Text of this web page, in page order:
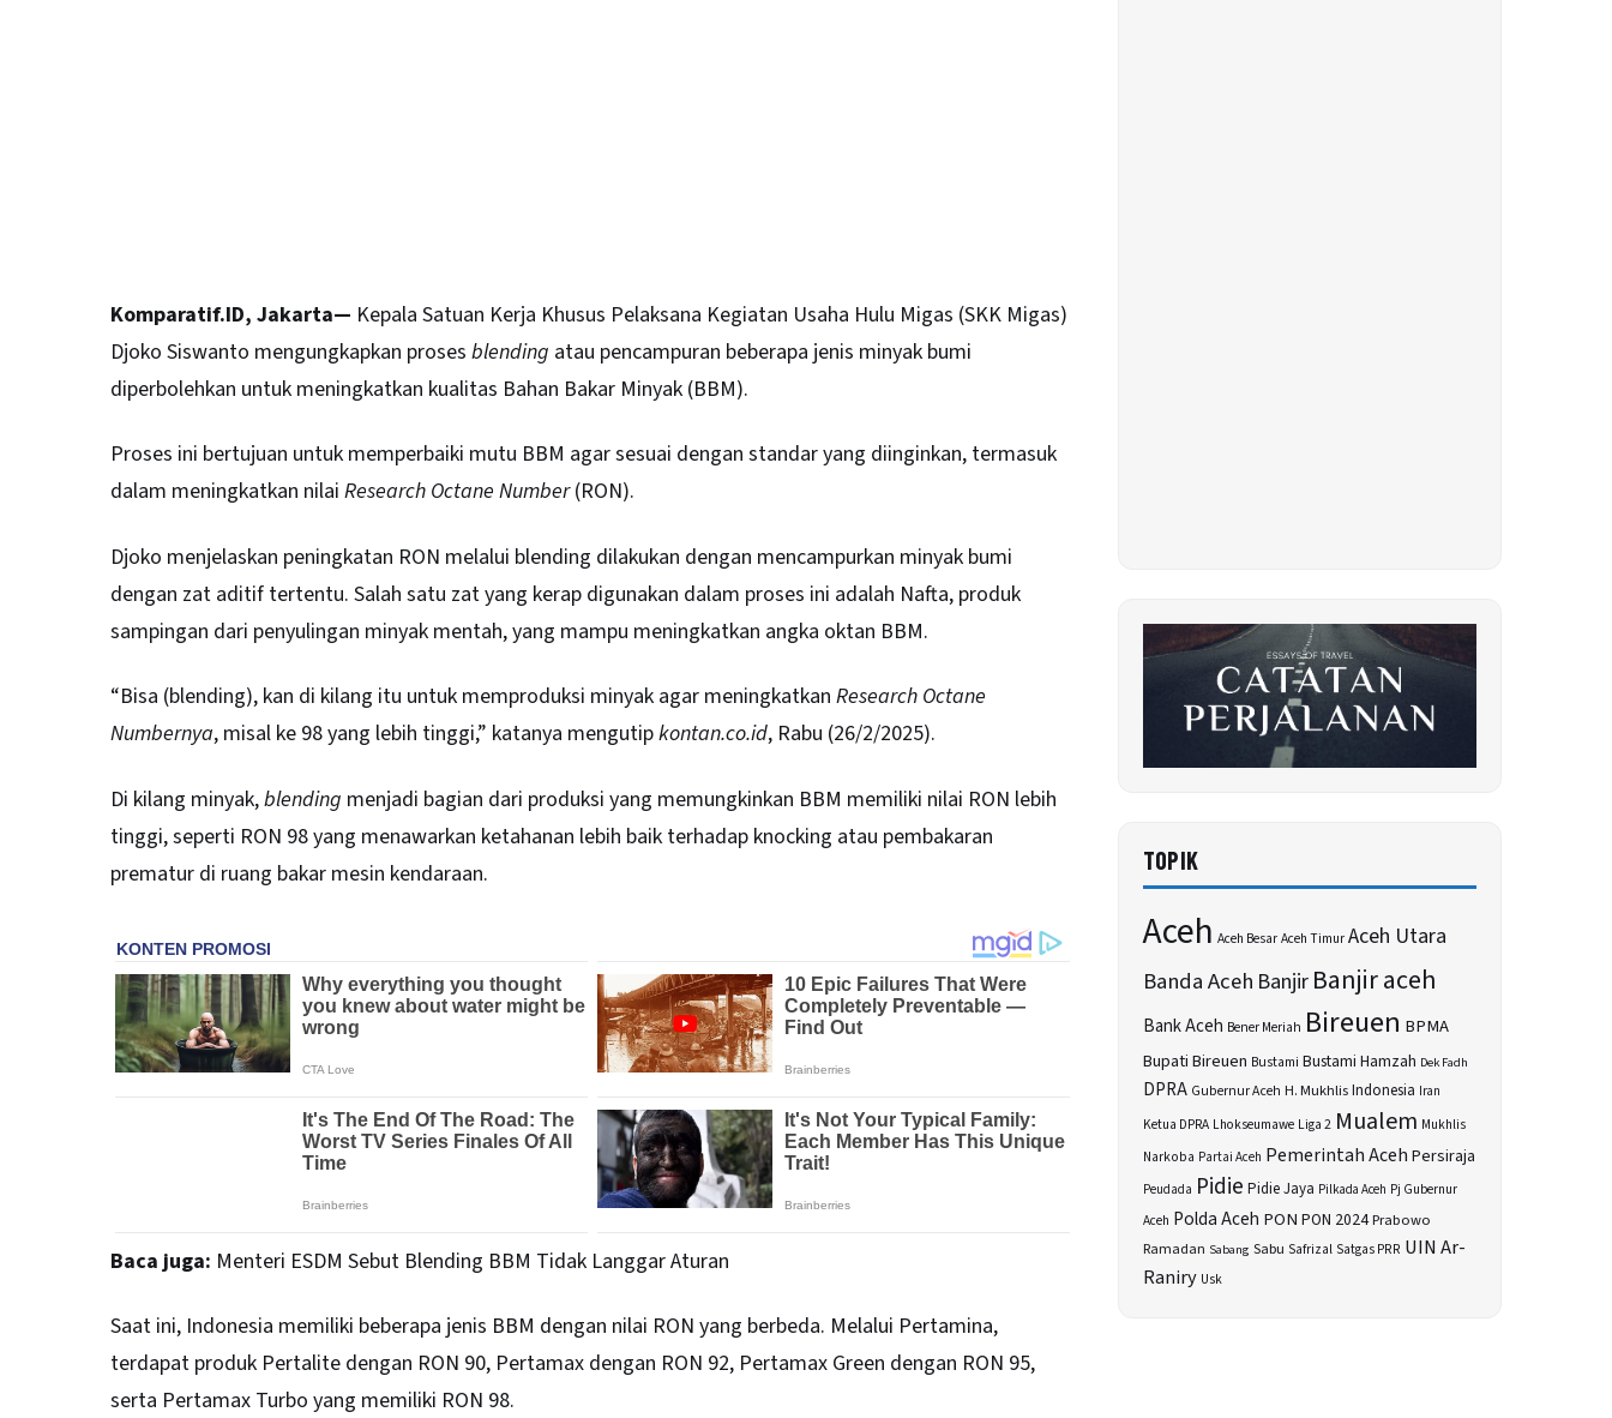
Komparatif.ID, Jakarta— Kepala Satuan Kerja Khusus Pelaksana Kegiatan Usaha Hulu Migas (SKK Migas)
Djoko Siswanto mengungkapkan proses blending atau pencampuran beberapa jenis minyak bumi
diperbolehkan untuk meningkatkan kualitas Bahan Bakar Minyak (BBM).
Proses ini bertujuan untuk memperbaiki mutu BBM agar sesuai dengan standar yang diinginkan, termasuk
dalam meningkatkan nilai Research Octane Number(RON).
Djoko menjelaskan peningkatan RON melalui blending dilakukan dengan mencampurkan minyak bumi
dengan zat aditif tertentu. Salah satu zat yang kerap digunakan dalam proses ini adalah Nafta, produk
sampingan dari penyulingan minyak mentah, yang mampu meningkatkan angka oktan BBM.
“Bisa (blending), kan di kilang itu untuk memproduksi minyak agar meningkatkan Research Octane
Numbernya, misal ke 98 yang lebih tinggi,” katanya mengutipkontan.co.id, Rabu (26/2/2025).
Di kilang minyak,blending menjadi bagian dari produksi yang memungkinkan BBM memiliki nilai RON lebih
tinggi, seperti RON 98 yang menawarkan ketahanan lebih baik terhadap knocking atau pembakaran
prematur di ruang bakar mesin kendaraan.
Baca juga: Menteri ESDM Sebut Blending BBM Tidak Langgar Aturan
Saat ini, Indonesia memiliki beberapa jenis BBM dengan nilai RON yang berbeda. Melalui Pertamina,
terdapat produk Pertalite dengan RON 90, Pertamax dengan RON 92, Pertamax Green dengan RON 95,
serta Pertamax Turbo yang memiliki RON 98.
TOPIK
Aceh Aceh BesarAceh TimurAceh Utara
Banda Aceh BanjirBanjir aceh
Bank Aceh Bener Meriah Bireuen BPMA
Bupati Bireuen Bustami Bustami Hamzah Dek Fadh
DPRA Gubernur Aceh H. MukhlisIndonesia Iran
Ketua DPRA Lhokseumawe Liga 2 Mualem Mukhlis
Narkoba Partai Aceh Pemerintah AcehPersiraja
Peudada Pidie Pidie Jaya Pilkada Aceh Pj Gubernur
Aceh Polda Aceh PON PON 2024Prabowo
Ramadan Sabang Sabu Safrizal Satgas PRR UIN Ar-
Raniry Usk